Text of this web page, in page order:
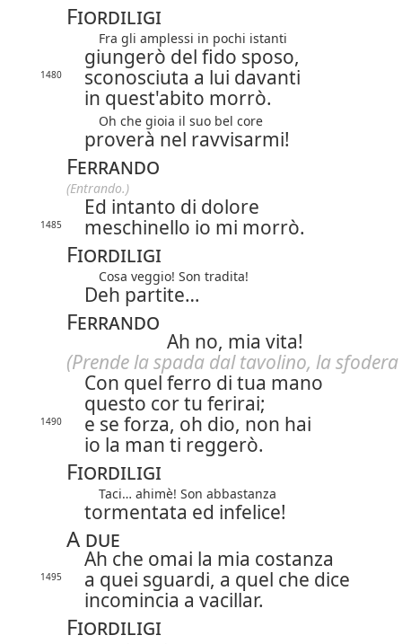
Fiordiligi
Fra gli amplessi in pochi istanti
giungerò del fido sposo,
1480
sconosciuta a lui davanti
in quest'abito morrò.
Oh che gioia il suo bel core
proverà nel ravvisarmi!
Ferrando
(Entrando.)
Ed intanto di dolore
1485 meschinello io mi morrò.
Fiordiligi
Cosa veggio! Son tradita!
Deh partite…
Ferrando
Ah no, mia vita!
(Prende la spada dal tavolino, la sfodera
Con quel ferro di tua mano
questo cor tu ferirai;
1490
e se forza, oh dio, non hai
io la man ti reggerò.
Fiordiligi
Taci… ahimè! Son abbastanza
tormentata ed infelice!
A due
Ah che omai la mia costanza
1495
a quei sguardi, a quel che dice
incomincia a vacillar.
Fiordiligi